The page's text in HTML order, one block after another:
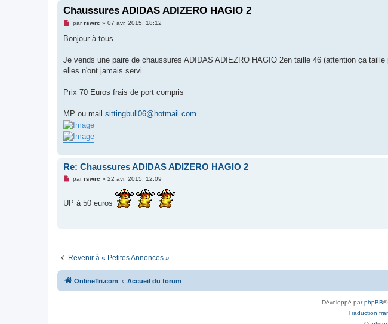
Chaussures ADIDAS ADIZERO HAGIO 2
M
s
g
n
l
parrswrc » 07 avr. 2015, 18:12
Bonjour à tous
Je vends une paire de chaussures ADIDAS ADIEZRO HAGIO 2en taille 46 (attention ça
elles n'ont jamais servi.
Prix 70 Euros frais de port compris
MP ou mail sittingbull06@hotmail.com
Re: Chaussures ADIDAS ADIZERO HAGIO 2
M
s
a
u
parrswrc » 22 avr. 2015, 12:09
UP à 50 euros
Revenir à « Petites Annonces »
OnlineTri.com Accueil du forum
Développé parphpBB®
Traduction